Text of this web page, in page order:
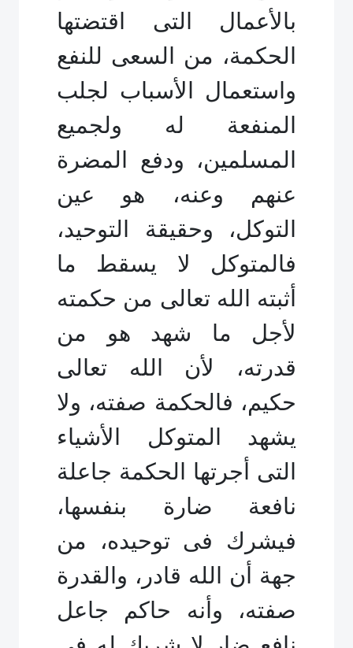
بالأعمال التى اقتضتها
الحكمة، من السعى للنفع
واستعمال الأسباب لجلب
المنفعة له ولجميع
المسلمين، ودفع المضرة
عنهم وعنه، هو عين
التوكل، وحقيقة التوحيد،
فالمتوكل لا يسقط ما
أثبته الله تعالى من حكمته
لأجل ما شهد هو من
قدرته، لأن الله تعالى
حكيم، فالحكمة صفته، ولا
يشهد المتوكل الأشياء
التى أجرتها الحكمة جاعلة
نافعة ضارة بنفسها،
فيشرك فى توحيده، من
جهة أن الله قادر، والقدرة
صفته، وأنه حاكم جاعل